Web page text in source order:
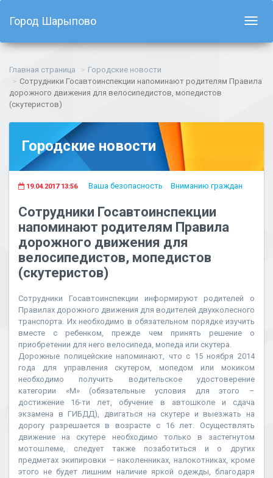
Город Шарыпово
Главная страница
Городские новости
Сотрудники Госавтоинспекции напоминают родителям Правила
дорожного движения для велосипедистов, мопедистов
(скутеристов)
Городские новости
19.04.2017 13:56 Ваша безопасность Вниманию граждан
Сотрудники Госавтоинспекции
напоминают родителям Правила
дорожного движения для
велосипедистов, мопедистов
(скутеристов)
Сотрудники Госавтоинспекции информируют родителей о
Правилах дорожного движения для водителей двухколесного
транспорта. Их необходимо в обязательном порядке изучить
вместе с ребенком, прежде чем принять решение о
приобретении для него велосипеда, мопеда или скутера.
Дорожные полицейские напоминают, что с 15 ноября 2014
года для управления скутером, мопедом или мокиком
необходимо получить водительское удостоверение
категории «М» (обязательные условия для этого –
достижение 16-ти лет, обучение в автошколе и сдача
экзамена в ГИБДД), двигаться на скутере и выезжать на
дорогу разрешается в возрасте с 16 лет. Осуществлять
движение на скутере необходимо только в застегнутом
мотошлеме, следует также позаботиться и о других
предметах экипировки – наколенниках, налокотниках, кроме
этого не будет лишним наличие яркой одежды, благодаря